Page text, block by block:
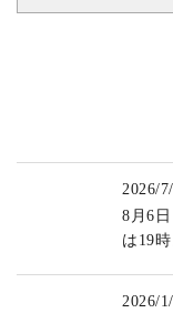
2026/
8月6
は19
2026/